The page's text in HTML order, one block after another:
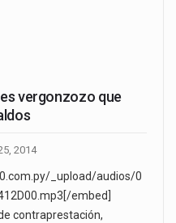
vergonzozo que
2014
_upload/audios/0
embed]
contraprestación,